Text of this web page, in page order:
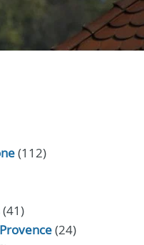
(112)
(41)
(24)